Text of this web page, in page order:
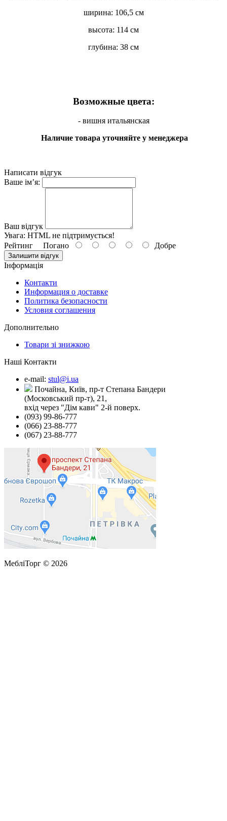
ширина: 106,5 см
высота: 114 см
глубина: 38 см
Возможные цвета:
- вишня итальянская
Наличие товара уточняйте у менеджера
Написати відгук
Ваше ім’я:
Ваш відгук
Увага: HTML не підтримується!
Рейтинг Погано Добре
Залишити відгук
Інформація
Контакти
Информация о доставке
Политика безопасности
Условия соглашения
Дополнительно
Товари зі знижкою
Наші Контакти
e-mail: stul@i.ua
Почайна, Київ, пр-т Степана Бандери
(Московський пр-т), 21,
вхід через "Дім кави" 2-й поверх.
(093) 99-86-777
(066) 23-88-777
(067) 23-88-777
МебліТорг © 2026